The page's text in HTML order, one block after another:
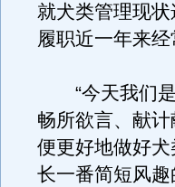
就犬类管理现
履职近一年来经
“今天我们是
畅所欲言、献
便更好地做好
长一番简短风